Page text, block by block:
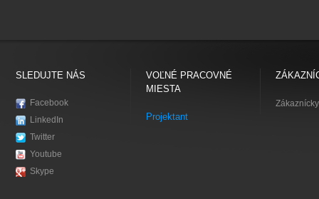
SLEDUJTE NÁS
Facebook
LinkedIn
Twitter
Youtube
Skype
VOĽNÉ PRACOVNÉ
MIESTA
Projektant